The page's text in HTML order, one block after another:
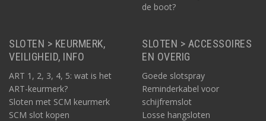
de boot?
SLOTEN > KEURMERK,
VEILIGHEID, INFO
ART 1, 2, 3, 4, 5: wat is het
ART-keurmerk?
Sloten met SCM keurmerk
SCM slot kopen
SLOTEN > ACCESSOIRES
EN OVERIG
Goede slotspray
Reminderkabel voor
schijfremslot
Losse hangsloten